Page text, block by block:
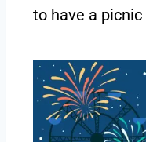
to have a